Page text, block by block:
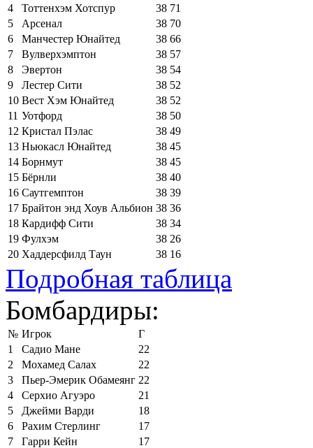
4
Тоттенхэм Хотспур 38 71
5
Арсенал 38 70
6
Манчестер Юнайтед 38 66
7
Вулверхэмптон 38 57
8
Эвертон 38 54
9
Лестер Сити 38 52
10 Вест Хэм Юнайтед 38 52
11 Уотфорд 38 50
12 Кристал Пэлас 38 49
13 Ньюкасл Юнайтед 38 45
14 Борнмут 38 45
15 Бёрнли 38 40
16 Саутгемптон 38 39
17 Брайтон энд Хоув Альбион 38 36
18 Кардифф Сити 38 34
19 Фулхэм 38 26
20 Хаддерсфилд Таун 38 16
Подробная таблица
Бомбардиры:
№ Игрок
Г
1
Садио Мане
22
2
Мохамед Салах
22
3
Пьер-Эмерик Обамеянг 22
4
Серхио Агуэро
21
5
Джейми Варди
18
6
Рахим Стерлинг
17
7
Гарри Кейн
17